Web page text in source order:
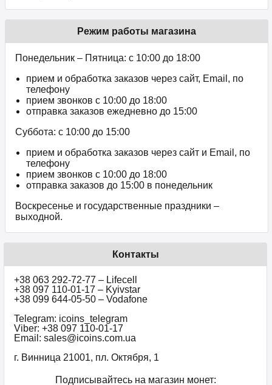
Режим работы магазина
Понедельник – Пятница: с 10:00 до 18:00
прием и обработка заказов через сайт, Email, по
телефону
прием звонков c 10:00 до 18:00
отправка заказов ежедневно до 15:00
Суббота: с 10:00 до 15:00
прием и обработка заказов через сайт и Email, по
телефону
прием звонков c 10:00 до 18:00
отправка заказов до 15:00 в понедельник
Воскресенье и государственные праздники –
выходной.
Контакты
+38 063 292-72-77 – Lifecell
+38 097 110-01-17 – Kyivstar
+38 099 644-05-50 – Vodafone
Telegram: icoins_telegram
Viber: +38 097 110-01-17
Email: sales@icoins.com.ua
г. Винница 21001, пл. Октября, 1
Подписывайтесь на магазин монет: